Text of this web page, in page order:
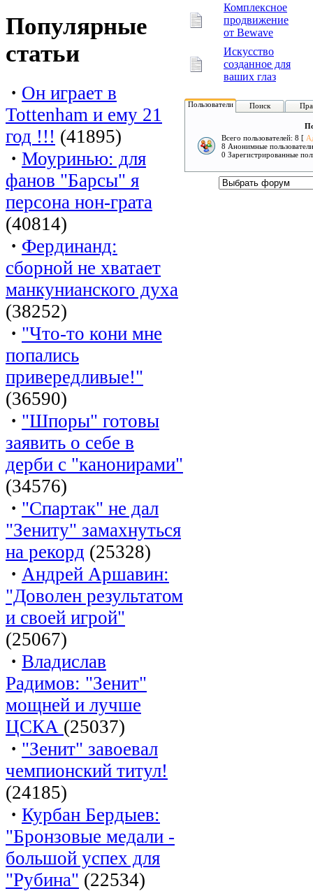
Популярные
статьи
· Он играет в
Tottenham и ему 21
год !!! (41895)
· Моуринью: для
фанов "Барсы" я
персона нон-грата
(40814)
· Фердинанд:
сборной не хватает
манкунианского духа
(38252)
· "Что-то кони мне
попались
привередливые!"
(36590)
· "Шпоры" готовы
заявить о себе в
дерби с "канонирами"
(34576)
· "Спартак" не дал
"Зениту" замахнуться
на рекорд (25328)
· Андрей Аршавин:
"Доволен результатом
и своей игрой"
(25067)
· Владислав
Радимов: "Зенит"
мощней и лучше
ЦСКА (25037)
· "Зенит" завоевал
чемпионский титул!
(24185)
· Курбан Бердыев:
"Бронзовые медали -
большой успех для
"Рубина" (22534)
Комплексное
продвижение
от Bewave
Искусство
созданное для
ваших глаз
Пользователи Поиск
Всего пользователей: 8 [
8 Анонимные пользователи
0 Зарегистрированные